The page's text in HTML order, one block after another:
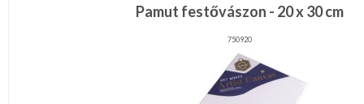
Pamut festővászon - 20 x 30 cm
750920